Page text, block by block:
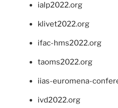
ialp2022.org
klivet2022.org
ifac-hms2022.org
taoms2022.org
iias-euromena-
ivd2022.org